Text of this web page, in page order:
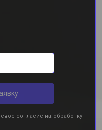
согласие на обработку